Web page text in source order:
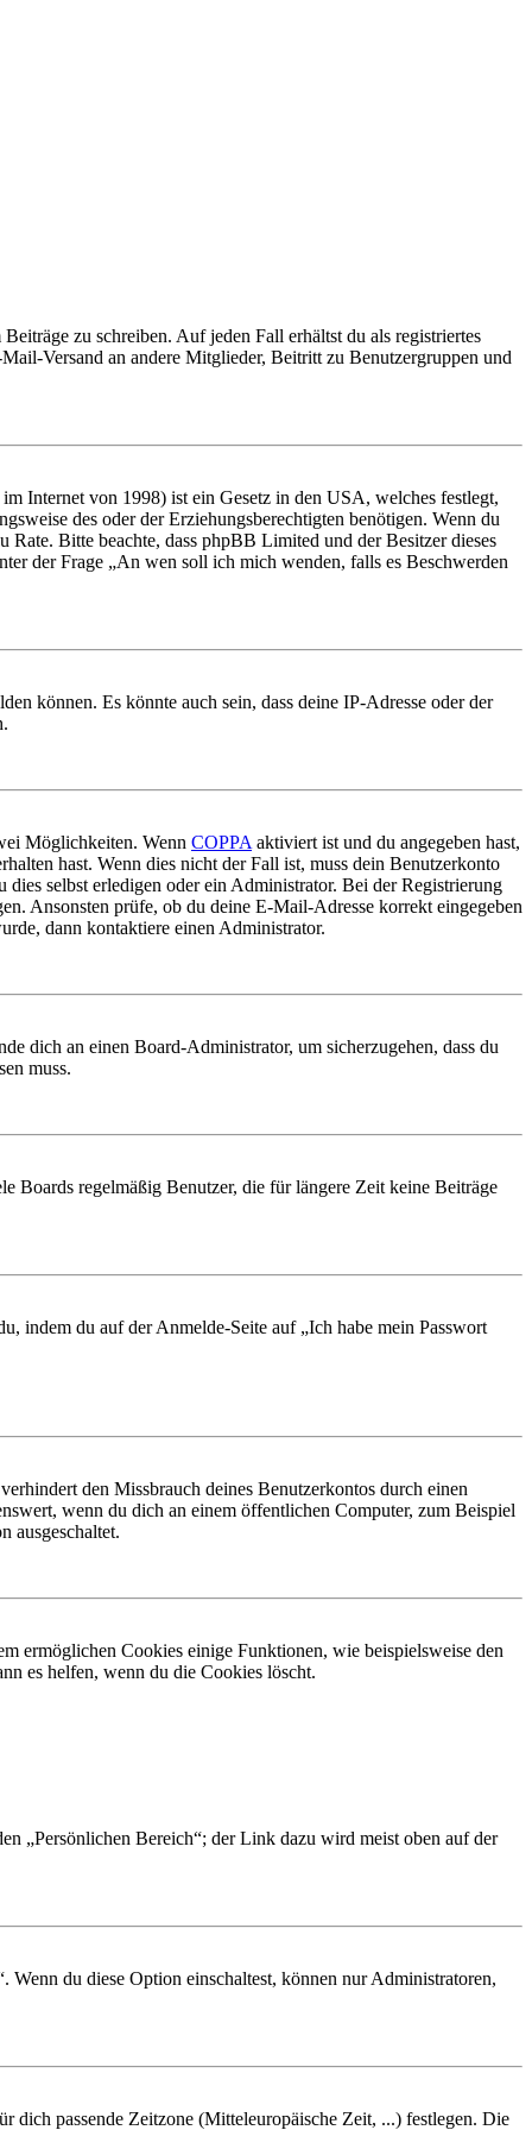
zu schreiben. Auf jeden Fall erhältst du als registriertes
Versand an andere Mitglieder, Beitritt zu Benutzergruppen und
Internet von 1998) ist ein Gesetz in den USA, welches festlegt,
des oder der Erziehungsberechtigten benötigen. Wenn du
Bitte beachte, dass phpBB Limited und der Besitzer dieses
der Frage „An wen soll ich mich wenden, falls es Beschwerden
können. Es könnte auch sein, dass deine IP-Adresse oder der
Möglichkeiten. Wenn COPPA aktiviert ist und du angegeben hast,
hast. Wenn dies nicht der Fall ist, muss dein Benutzerkonto
selbst erledigen oder ein Administrator. Bei der Registrierung
Ansonsten prüfe, ob du deine E-Mail-Adresse korrekt eingegeben
dann kontaktiere einen Administrator.
dich an einen Board-Administrator, um sicherzugehen, dass du
muss.
Boards regelmäßig Benutzer, die für längere Zeit keine Beiträge
indem du auf der Anmelde-Seite auf „Ich habe mein Passwort
den Missbrauch deines Benutzerkontos durch einen
wenn du dich an einem öffentlichen Computer, zum Beispiel
ausgeschaltet.
ermöglichen Cookies einige Funktionen, wie beispielsweise den
es helfen, wenn du die Cookies löscht.
„Persönlichen Bereich“; der Link dazu wird meist oben auf der
du diese Option einschaltest, können nur Administratoren,
dich passende Zeitzone (Mitteleuropäische Zeit, ...) festlegen. Die